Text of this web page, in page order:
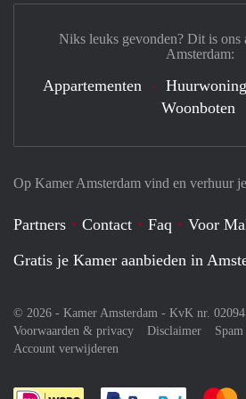
Op Kamer Amsterdam vind en verhuur
Partners Contact Faq
Voor
Gratis je Kamer aanbieden in
© 2026 - Kamer Amsterdam - KvK nr.
Voorwaarden & privacy
Disclaimer
Account verwijderen
Niks leuks gevonden? Dit is ons
Amsterdam:
Appartementen
Woonboten